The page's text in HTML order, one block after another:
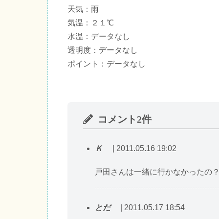
天気：雨
気温：２１℃
水温：データなし
透明度：データなし
ポイント：データなし
コメント2件
Ｋ | 2011.05.16 19:02
戸田さんは一緒に行かなかったの
とだ | 2011.05.17 18:54